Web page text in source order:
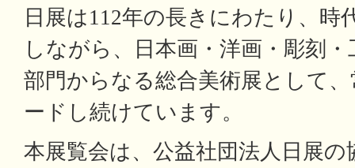
日展は112年の長きにわたり、時
しながら、日本画・洋画・彫刻
部門からなる総合美術展として
ードし続けています。
本展覧会は、公益社団法人日展